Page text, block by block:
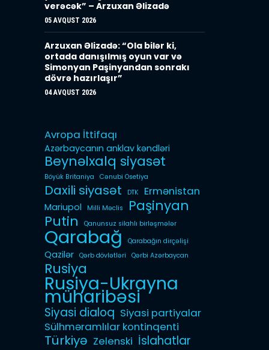
verəcək” – Arzuxan Əlizadə
05 AVQUST 2026
Arzuxan Əlizadə: “Ola bilər ki,
ortada danışılmış oyun var və
Simonyan Paşinyandan sonrakı
dövrə hazırlaşır”
04 AVQUST 2026
Avropa İttifaqı
Azərbaycanın anklav kəndləri
Beynəlxalq siyasət
Böyük Britaniya Cənubi Osetiya
Daxili siyasət DTK Ermənistan
Mariupol Milli Məclis
Paşinyan
Putin
Qanunsuz silahlı birləşmələr
Qarabağ Qarabağın dirçəlişi
Qazilər Qərb dövlətləri Qərbi Azərbaycan
Rusiya
Rusiya-Ukrayna
müharibəsi
Siyasi dialoq Siyasi partiyalar
Sülhməramlılar kontinqenti
Türkiyə Zelenski İslahatlar